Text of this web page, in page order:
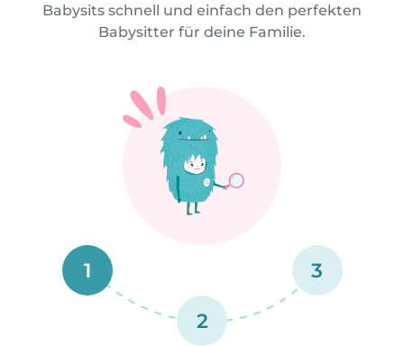
Babysits schnell und einfach den perfekten
Babysitter für deine Familie.
1
2
3